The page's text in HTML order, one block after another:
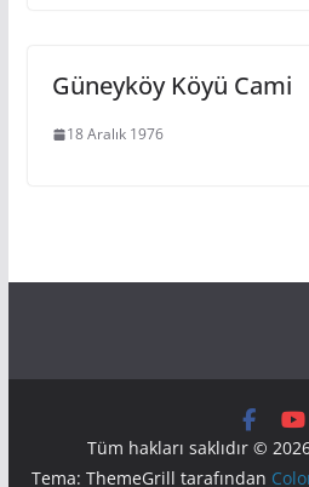
Güneyköy Köyü Cami
18 Aralık 1976
Tüm hakları saklıdır ©
Tema: ThemeGrill tarafından